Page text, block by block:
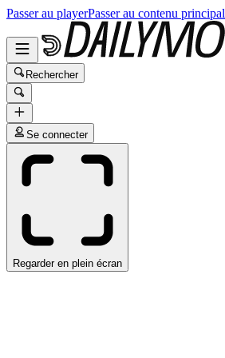
Passer au playerPasser au contenu principal
Rechercher
Se connecter
Regarder en plein écran